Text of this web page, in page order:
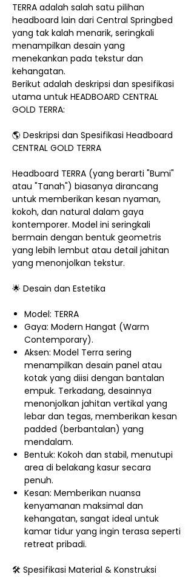
TERRA adalah salah satu pilihan
headboard lain dari Central Springbed
yang tak kalah menarik, seringkali
menampilkan desain yang
menekankan pada tekstur dan
kehangatan.
Berikut adalah deskripsi dan spesifikasi
utama untuk HEADBOARD CENTRAL
GOLD TERRA:
🌎 Deskripsi dan Spesifikasi Headboard
CENTRAL GOLD TERRA
Headboard TERRA (yang berarti "Bumi"
atau "Tanah") biasanya dirancang
untuk memberikan kesan nyaman,
kokoh, dan natural dalam gaya
kontemporer. Model ini seringkali
bermain dengan bentuk geometris
yang lebih lembut atau detail jahitan
yang menonjolkan tekstur.
🌟 Desain dan Estetika
Model: TERRA
Gaya: Modern Hangat (Warm
Contemporary).
Aksen: Model Terra sering
menampilkan desain panel atau
kotak yang diisi dengan bantalan
empuk. Terkadang, desainnya
menonjolkan jahitan vertikal yang
lebar dan tegas, memberikan kesan
padded (berbantalan) yang
mendalam.
Bentuk: Kokoh dan stabil, menutupi
area di belakang kasur secara
penuh.
Kesan: Memberikan nuansa
kenyamanan maksimal dan
kehangatan, sangat ideal untuk
kamar tidur yang ingin terasa seperti
retreat pribadi.
🛠️ Spesifikasi Material & Konstruksi